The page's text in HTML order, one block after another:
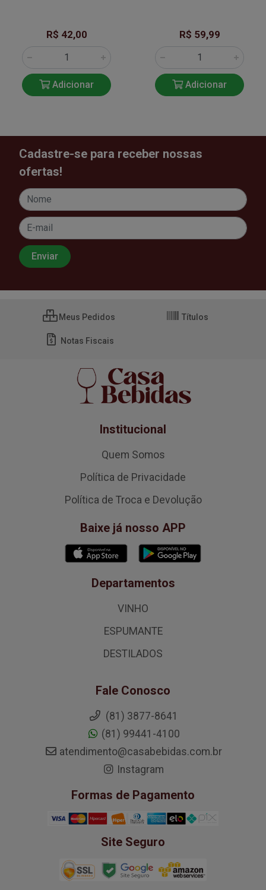
R$ 42,00
Adicionar
R$ 59,99
Adicionar
Cadastre-se para receber nossas
ofertas!
Meus Pedidos Títulos
Notas Fiscais
Institucional
Quem Somos
Política de Privacidade
Política de Troca e Devolução
Baixe já nosso APP
Departamentos
VINHO
ESPUMANTE
DESTILADOS
Fale Conosco
(81) 3877-8641
(81) 99441-4100
atendimento@casabebidas.com.br
Instagram
Formas de Pagamento
Site Seguro